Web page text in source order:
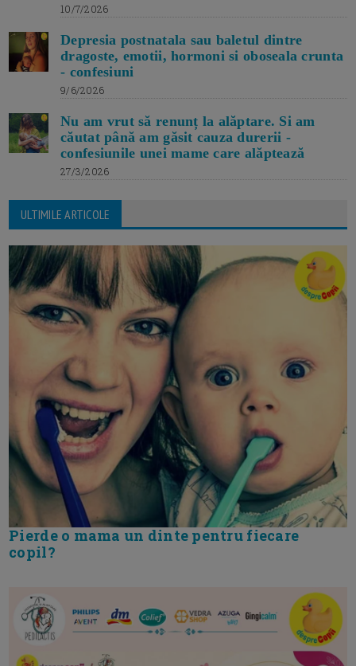
10/7/2026
Depresia postnatala sau baletul dintre
dragoste, emotii, hormoni si oboseala crunta
- confesiuni
9/6/2026
Nu am vrut să renunț la alăptare. Si am
căutat până am găsit cauza durerii -
confesiunile unei mame care alăptează
27/3/2026
ULTIMILE ARTICOLE
Pierde o mama un dinte pentru fiecare
copil?